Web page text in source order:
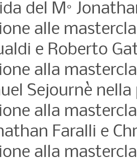
del M°
alle
e Roberto
alla
Sejournè
alla
Faralli e
alla